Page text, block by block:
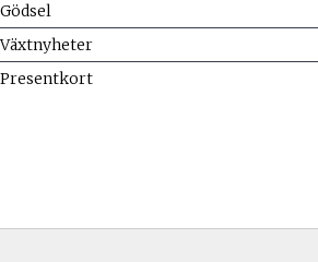
Gödsel
Växtnyheter
Presentkort